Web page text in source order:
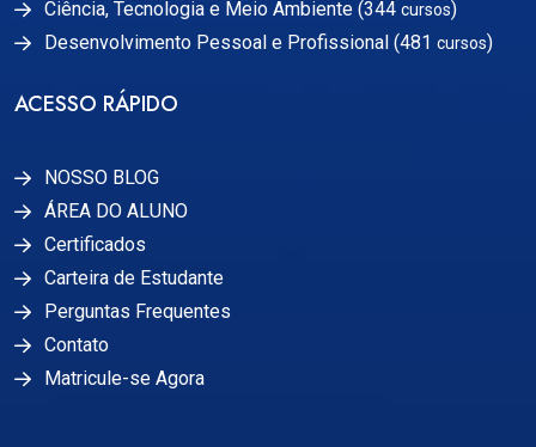
Ciência, Tecnologia e Meio Ambiente (344 cursos)
Desenvolvimento Pessoal e Profissional (481 cursos)
ACESSO RÁPIDO
NOSSO BLOG
ÁREA DO ALUNO
Certificados
Carteira de Estudante
Perguntas Frequentes
Contato
Matricule-se Agora